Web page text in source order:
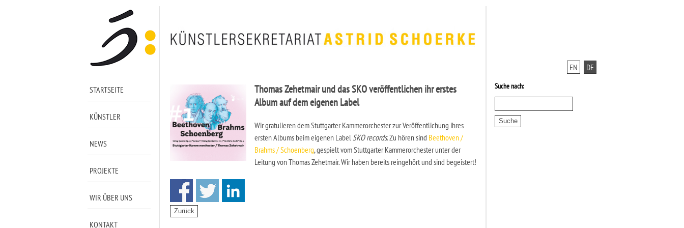
STARTSEITE
KÜNSTLER
NEWS
PROJEKTE
WIR ÜBER UNS
KONTAKT
Thomas Zehetmair und das SKO veröffentlichen ihr erstes
Album auf dem eigenen Label
Wir gratulieren demStuttgarter Kammerorchesterzur Veröffentlichung ihres
ersten Albums beim eigenen LabelSKO records. Zu hören sind Beethoven /
Brahms / Schoenberg, gespielt vom Stuttgarter Kammerorchester unter der
Leitung von Thomas Zehetmair. Wir haben bereits reingehört und sind begeistert!
EN DE
Suche nach: